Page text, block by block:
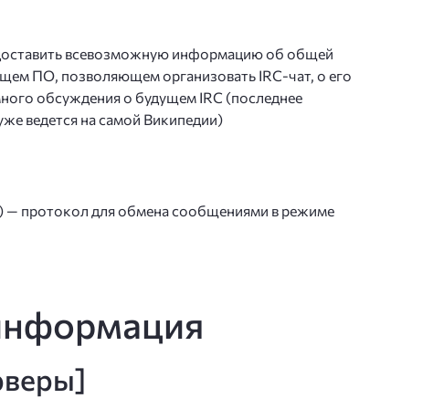
всевозможную информацию об общей
ПО, позволяющем организовать IRC-чат, о его
обсуждения о будущем IRC (последнее
ведется на самой Википедии)
— протокол для обмена сообщениями в режиме